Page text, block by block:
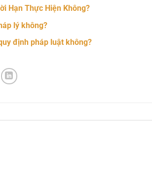
Hạn Thực Hiện Không?
lý không?
định pháp luật không?